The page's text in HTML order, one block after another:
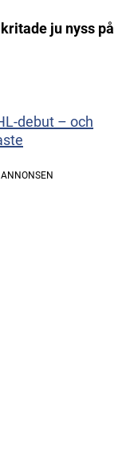
ju nyss på
debut – och